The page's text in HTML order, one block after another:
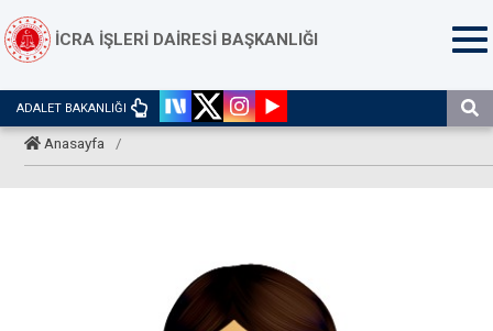
İCRA İŞLERİ DAİRESİ BAŞKANLIĞI
ADALET BAKANLIĞI
Anasayfa /